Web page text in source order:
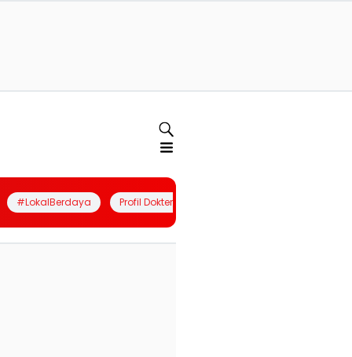
#LokalBerdaya Profil Dokter